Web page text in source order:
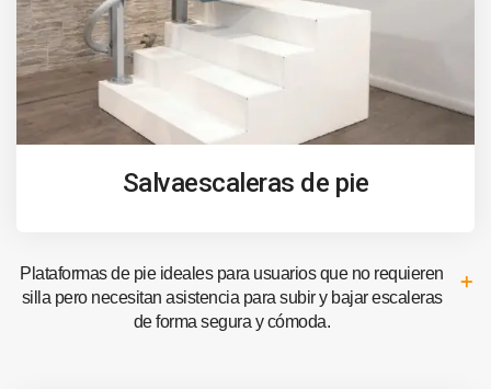
Salvaescaleras de pie
Plataformas de pie ideales para usuarios que no requieren
silla pero necesitan asistencia para subir y bajar escaleras
de forma segura y cómoda.